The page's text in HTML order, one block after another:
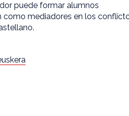
puede formar alumnos
como mediadores en los